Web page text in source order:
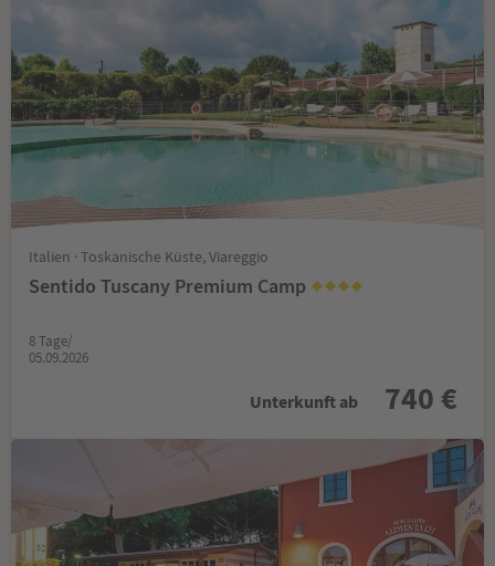
Italien · Toskanische Küste, Viareggio
Sentido Tuscany Premium Camp
8 Tage/
05.09.2026
Unterkunft ab 740 €